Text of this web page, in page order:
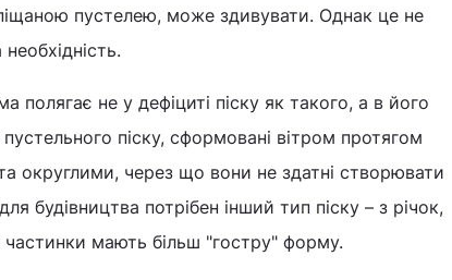
пустелею, може здивувати. Однак це не
полягає не у дефіциті піску як такого, а в його
піску, сформовані вітром протягом
округлими, через що вони не здатні створювати
будівництва потрібен інший тип піску – з річок,
частинки мають більш "гостру" форму.